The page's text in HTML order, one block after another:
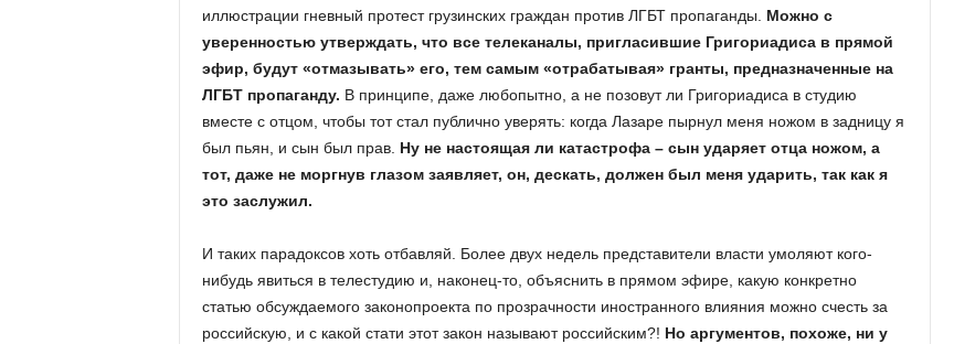
иллюстрации гневный протест грузинских граждан против ЛГБТ пропаганды. Можно с
уверенностью утверждать, что все телеканалы, пригласившие Григориадиса в прямой
эфир, будут «отмазывать» его, тем самым «отрабатывая» гранты, предназначенные на
ЛГБТ пропаганду. В принципе, даже любопытно, а не позовут ли Григориадиса в студию
вместе с отцом, чтобы тот стал публично уверять: когда Лазаре пырнул меня ножом в задницу я
был пьян, и сын был прав. Ну не настоящая ли катастрофа – сын ударяет отца ножом, а
тот, даже не моргнув глазом заявляет, он, дескать, должен был меня ударить, так как я
это заслужил.
И таких парадоксов хоть отбавляй. Более двух недель представители власти умоляют кого-
нибудь явиться в телестудию и, наконец-то, объяснить в прямом эфире, какую конкретно
статью обсуждаемого законопроекта по прозрачности иностранного влияния можно счесть за
российскую, и с какой стати этот закон называют российским?! Но аргументов, похоже, ни у